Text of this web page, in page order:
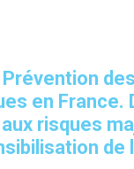
en
risques